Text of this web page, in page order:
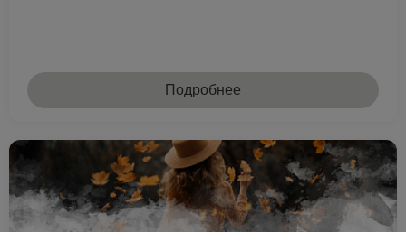
Подробнее